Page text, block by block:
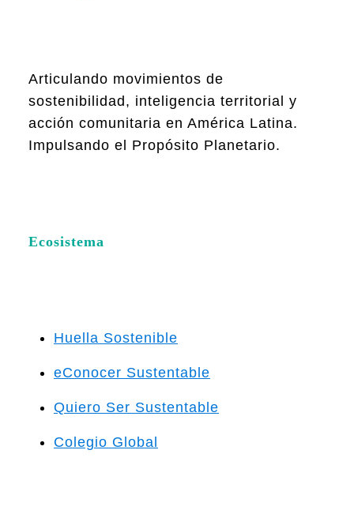
Articulando movimientos de
sostenibilidad, inteligencia territorial y
acción comunitaria en América Latina.
Impulsando el Propósito Planetario.
Ecosistema
Huella Sostenible
eConocer Sustentable
Quiero Ser Sustentable
Colegio Global